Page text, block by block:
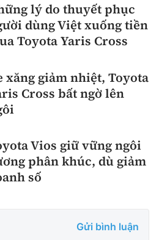
lý do thuyết phục
dùng Việt xuống tiền
Toyota Yaris Cross
xăng giảm nhiệt, Toyota
Cross bất ngờ lên
Vios giữ vững ngôi
phân khúc, dù giảm
số
Gửi bình luận